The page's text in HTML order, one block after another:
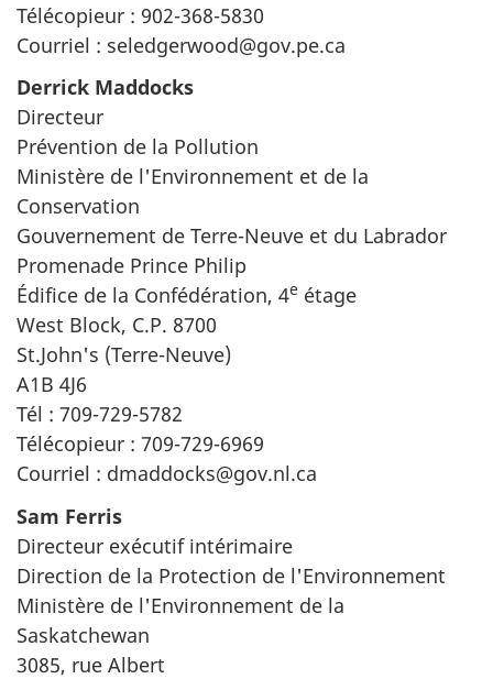
Télécopieur : 902-368-5830
Courriel : seledgerwood@gov.pe.ca
Derrick Maddocks
Directeur
Prévention de la Pollution
Ministère de l'Environnement et de la
Conservation
Gouvernement de Terre-Neuve et du Labrador
Promenade Prince Philip
Édifice de la Confédération, 4e étage
West Block, C.P. 8700
St.John's (Terre-Neuve)
A1B 4J6
Tél : 709-729-5782
Télécopieur : 709-729-6969
Courriel : dmaddocks@gov.nl.ca
Sam Ferris
Directeur exécutif intérimaire
Direction de la Protection de l'Environnement
Ministère de l'Environnement de la
Saskatchewan
3085, rue Albert